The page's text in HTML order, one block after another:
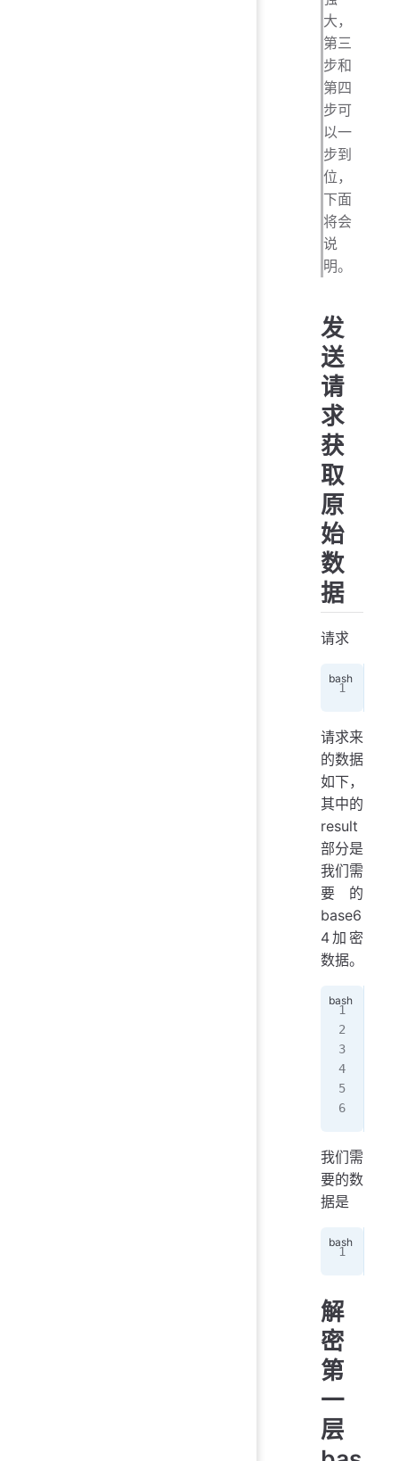
大，
第三
步和
第四
步可
以一
步到
位，
下面
将会
说
明。
发
送
请
求
获
取
原
始
数
据
请求
请求来
的数据
如下，
其中的
result
部分是
我们需
要的
base6
4加密
数据。
我们需
要的数
据是
解
密
第
一
层